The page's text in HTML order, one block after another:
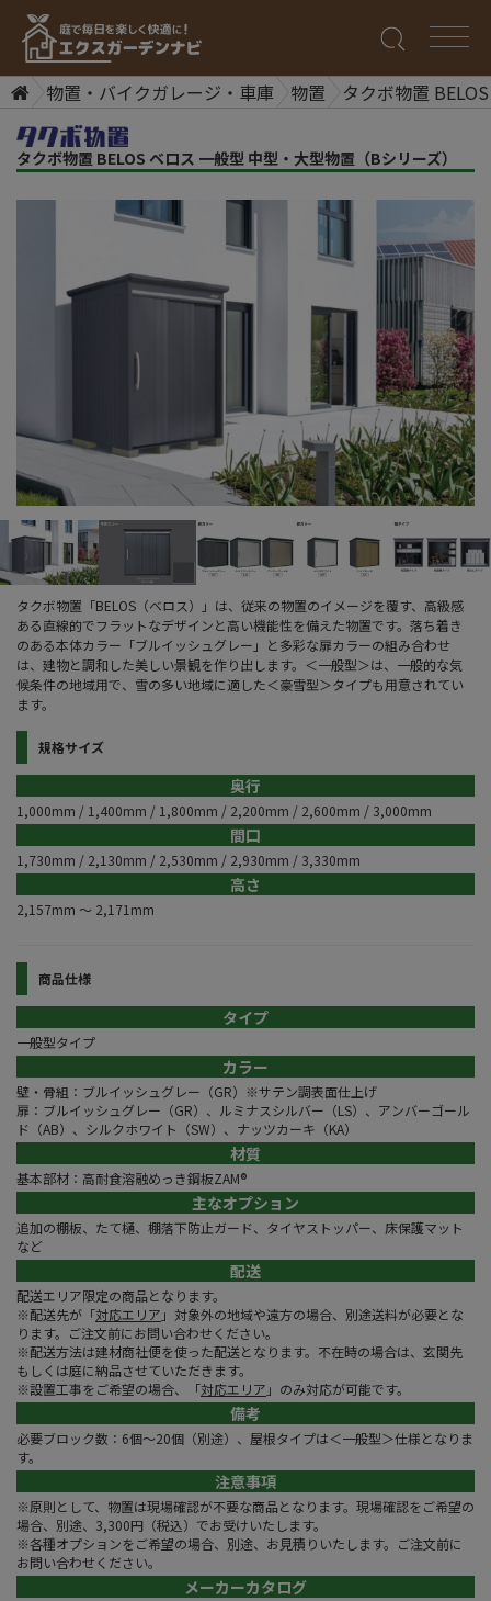
物置・バイクガレージ・車庫 物置 タクボ物置
タクボ物置 BELOS ベロス 一般型 中型・大型物置（Bシリーズ）
タクボ物置「BELOS（ベロス）」は、従来の物置のイメージを覆す、高級感
ある直線的でフラットなデザインと高い機能性を備えた物置です。落ち着き
のある本体カラー「ブルイッシュグレー」と多彩な扉カラーの組み合わせ
は、建物と調和した美しい景観を作り出します。＜一般型＞は、一般的な気
候条件の地域用で、雪の多い地域に適した＜豪雪型＞タイプも用意されてい
ます。
規格サイズ
奥行
1,000mm / 1,400mm / 1,800mm / 2,200mm / 2,600mm / 3,000mm
間口
1,730mm / 2,130mm / 2,530mm / 2,930mm / 3,330mm
高さ
2,157mm 〜 2,171mm
商品仕様
タイプ
一般型タイプ
カラー
壁・骨組：ブルイッシュグレー（GR）※サテン調表面仕上げ
扉：ブルイッシュグレー（GR）、ルミナスシルバー（LS）、アンバーゴール
ド（AB）、シルクホワイト（SW）、ナッツカーキ（KA）
材質
基本部材：高耐食溶融めっき鋼板ZAM®
主なオプション
追加の棚板、たて樋、棚落下防止ガード、タイヤストッパー、床保護マット
など
配送
配送エリア限定の商品となります。
※配送先が「対応エリア 」対象外の地域や遠方の場合、別途送料が必要とな
ります。ご注文前にお問い合わせください。
※配送方法は建材商社便を使った配送となります。不在時の場合は、玄関先
もしくは庭に納品させていただきます。
※設置工事をご希望の場合、「対応エリア 」のみ対応が可能です。
備考
必要ブロック数：6個〜20個（別途）、屋根タイプは＜一般型＞仕様となりま
す。
注意事項
※原則として、物置は現場確認が不要な商品となります。現場確認をご希望の
場合、別途、3,300円（税込）でお受けいたします。
※各種オプションをご希望の場合、別途、お見積りいたします。ご注文前に
お問い合わせください。
メーカーカタログ